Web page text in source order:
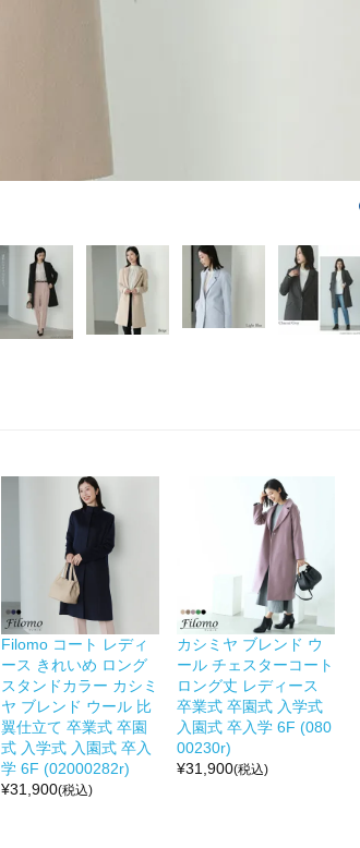
Filomo コート レディ
ース きれいめ ロング
スタンドカラー カシミ
ヤ ブレンド ウール 比
翼仕立て 卒業式 卒園
式 入学式 入園式 卒入
学 6F (02000282r)
¥31,900(税込)
カシミヤ ブレンド ウ
ール チェスターコート
ロング丈 レディース
卒業式 卒園式 入学式
入園式 卒入学 6F (080
00230r)
¥31,900(税込)